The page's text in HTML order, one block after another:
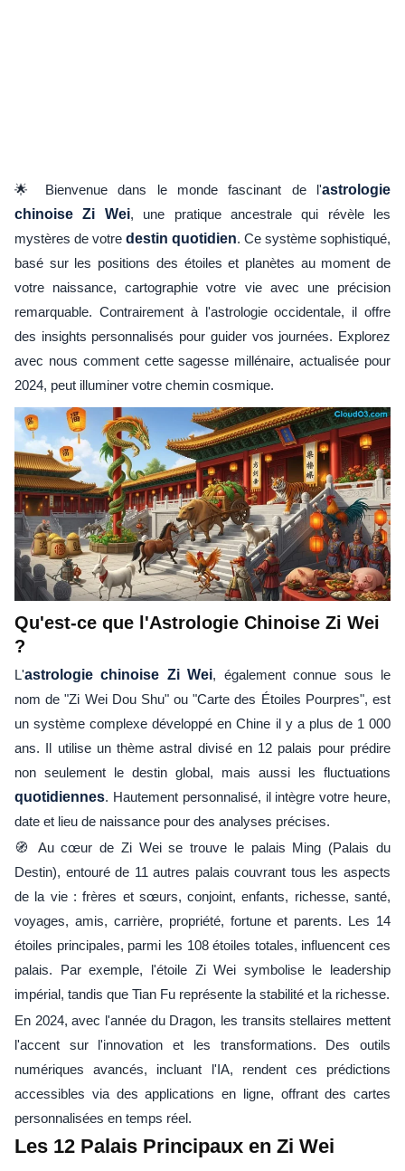
🌟 Bienvenue dans le monde fascinant de l'astrologie
chinoise Zi Wei, une pratique ancestrale qui révèle les
mystères de votre destin quotidien. Ce système sophistiqué,
basé sur les positions des étoiles et planètes au moment de
votre naissance, cartographie votre vie avec une précision
remarquable. Contrairement à l'astrologie occidentale, il offre
des insights personnalisés pour guider vos journées. Explorez
avec nous comment cette sagesse millénaire, actualisée pour
2024, peut illuminer votre chemin cosmique.
Qu'est-ce que l'Astrologie Chinoise Zi Wei
?
L'astrologie chinoise Zi Wei, également connue sous le
nom de "Zi Wei Dou Shu" ou "Carte des Étoiles Pourpres", est
un système complexe développé en Chine il y a plus de 1 000
ans. Il utilise un thème astral divisé en 12 palais pour prédire
non seulement le destin global, mais aussi les fluctuations
quotidiennes. Hautement personnalisé, il intègre votre heure,
date et lieu de naissance pour des analyses précises.
🧭 Au cœur de Zi Wei se trouve le palais Ming (Palais du
Destin), entouré de 11 autres palais couvrant tous les aspects
de la vie : frères et sœurs, conjoint, enfants, richesse, santé,
voyages, amis, carrière, propriété, fortune et parents. Les 14
étoiles principales, parmi les 108 étoiles totales, influencent ces
palais. Par exemple, l'étoile Zi Wei symbolise le leadership
impérial, tandis que Tian Fu représente la stabilité et la richesse.
En 2024, avec l'année du Dragon, les transits stellaires mettent
l'accent sur l'innovation et les transformations. Des outils
numériques avancés, incluant l'IA, rendent ces prédictions
accessibles via des applications en ligne, offrant des cartes
personnalisées en temps réel.
Les 12 Palais Principaux en Zi Wei